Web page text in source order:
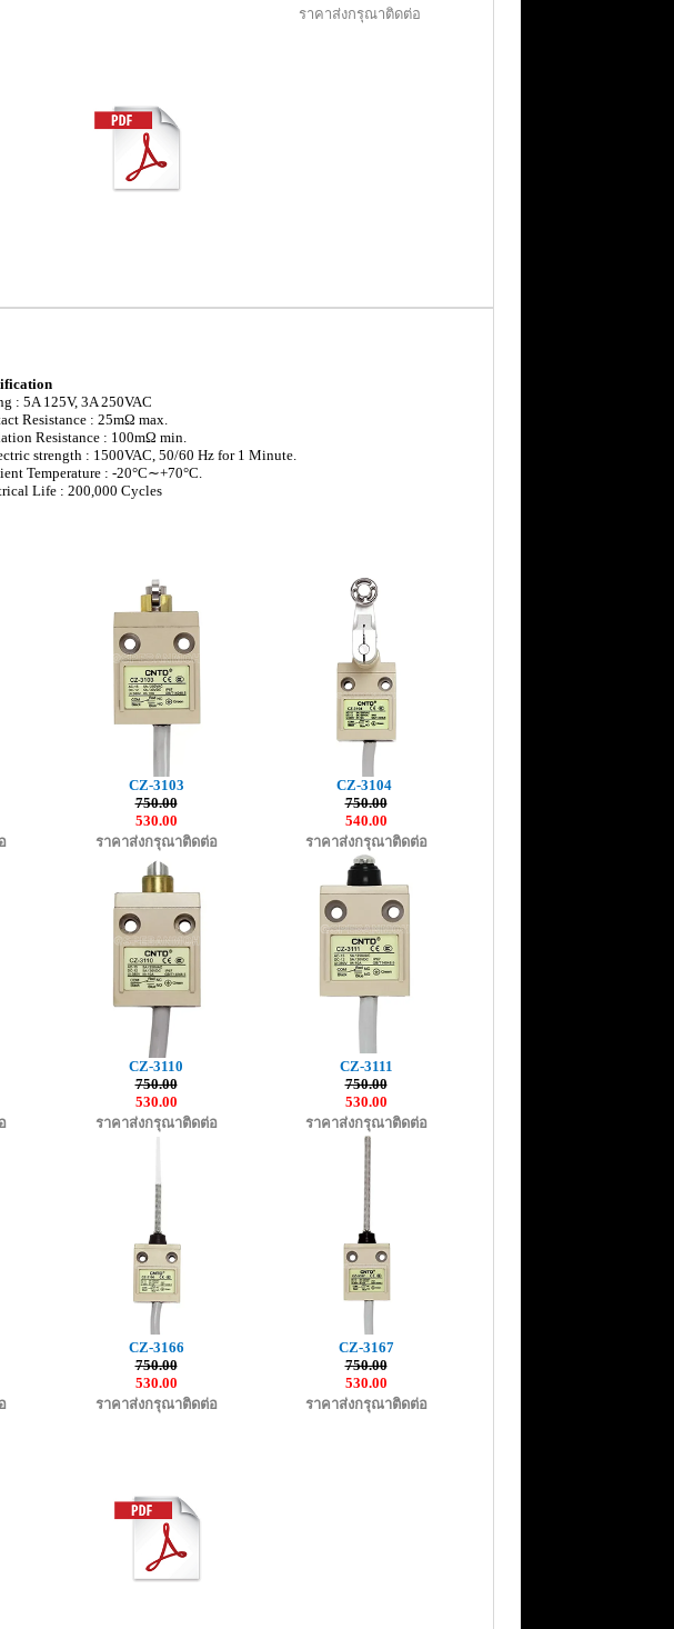
ราคาส่งกรุณาติดต่อ
: 5A 125V, 3A 250VAC
Resistance : 25mΩ max.
Resistance : 100mΩ min.
strength : 1500VAC, 50/60 Hz for 1 Minute.
Temperature : -20°C∼+70°C.
Life : 200,000 Cycles
CZ-3103
CZ-3104
750.00
530.00
ราคาส่งกรุณาติดต่อ
750.00
540.00
ราคาส่งกรุณาติดต่อ
CZ-3110
CZ-3111
750.00
530.00
ราคาส่งกรุณาติดต่อ
750.00
530.00
ราคาส่งกรุณาติดต่อ
CZ-3166
CZ-3167
750.00
530.00
ราคาส่งกรุณาติดต่อ
750.00
530.00
ราคาส่งกรุณาติดต่อ